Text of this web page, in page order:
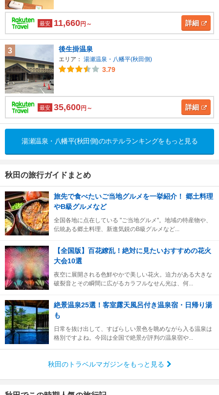
最安 11,660円～ 詳細
3 後生掛温泉
エリア： 湯瀬温泉・八幡平(秋田側)
3.79
最安 35,600円～ 詳細
湯瀬温泉・八幡平(秋田側)のホテルランキングをもっと見る
秋田の旅行ガイドまとめ
旅先で食べたいご当地グルメを一挙紹介！ 郷土料理
やB級グルメなど
全国各地に点在している "ご当地グルメ"。地域の特産物や、
伝統ある郷土料理、新進気鋭のB級グルメなど...
【全国版】百花繚乱！絶対に見たいおすすめの花火
大会10選
夜空に展開される色鮮やかで美しい花火。迫力がある大きな
破裂音とその瞬間に広がるカラフルなせん光は、何...
絶景温泉25選！客室露天風呂付き温泉宿・日帰り湯
も
日常を抜け出して、すばらしい景色を眺めながら入る温泉は
格別ですよね。今回は全国で絶景が評判の温泉宿や...
秋田のトラベルマガジンをもっと見る